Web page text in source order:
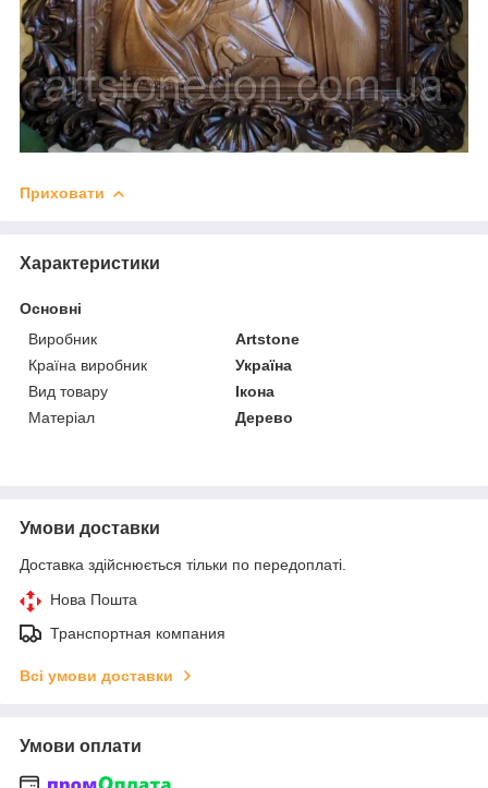
Приховати
Характеристики
Основні
Виробник
Artstone
Країна виробник
Україна
Вид товару
Ікона
Матеріал
Дерево
Умови доставки
Доставка здійснюється тільки по передоплаті.
Нова Пошта
Транспортная компания
Всі умови доставки
Умови оплати